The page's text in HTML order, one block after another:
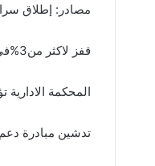
مصادر: إطلاق
قفز لاكثر من3%في يوم واحد رغم التضييق على السريحة.. الدولار يؤدي قفزة غير مسبوقة*
المحكمة
تدشين مبادرة دعم